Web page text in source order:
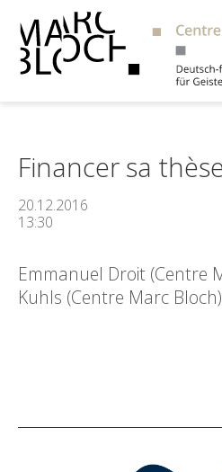
Financer sa
20.12.2016
13:30
Emmanuel Droit (Centre
Kuhls (Centre Marc Bloch)